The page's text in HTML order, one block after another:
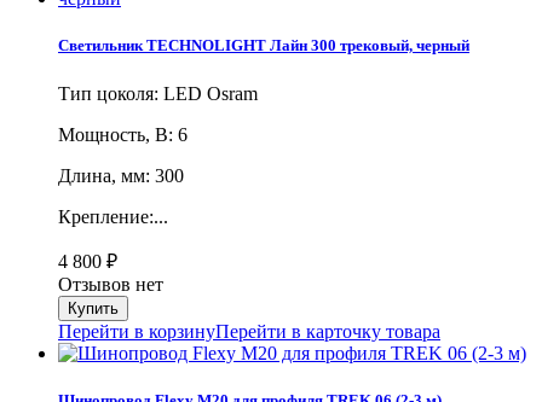
Светильник TECHNOLIGHT Лайн 300 трековый, черный
Тип цоколя: LED Osram
Мощность, В: 6
Длина, мм: 300
Крепление:...
4 800 ₽
Отзывов нет
Перейти в корзинуПерейти в карточку товара